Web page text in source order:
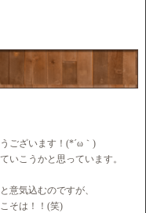
ございます！(*´ω｀)
いこうかと思っています。
意気込むのですが、
そは！！(笑)